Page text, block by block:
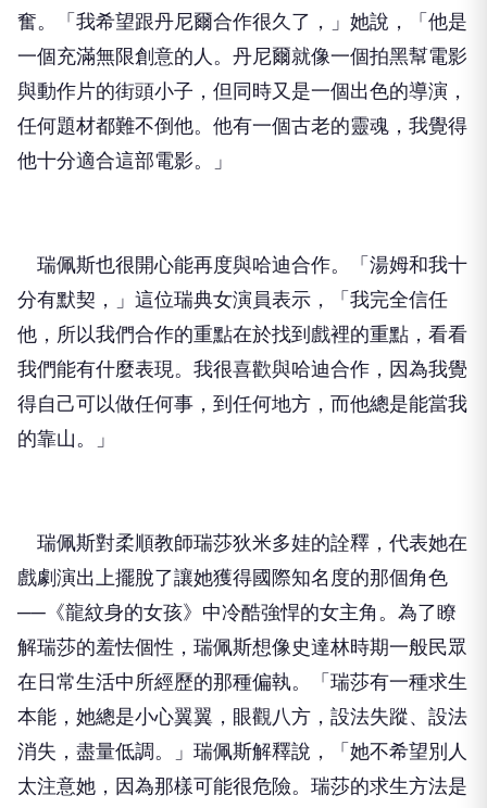
奮。「我希望跟丹尼爾合作很久了，」她說，「他是
一個充滿無限創意的人。丹尼爾就像一個拍黑幫電影
與動作片的街頭小子，但同時又是一個出色的導演，
任何題材都難不倒他。他有一個古老的靈魂，我覺得
他十分適合這部電影。」
瑞佩斯也很開心能再度與哈迪合作。「湯姆和我十
分有默契，」這位瑞典女演員表示，「我完全信任
他，所以我們合作的重點在於找到戲裡的重點，看看
我們能有什麼表現。我很喜歡與哈迪合作，因為我覺
得自己可以做任何事，到任何地方，而他總是能當我
的靠山。」
瑞佩斯對柔順教師瑞莎狄米多娃的詮釋，代表她在
戲劇演出上擺脫了讓她獲得國際知名度的那個角色
──《龍紋身的女孩》中冷酷強悍的女主角。為了瞭
解瑞莎的羞怯個性，瑞佩斯想像史達林時期一般民眾
在日常生活中所經歷的那種偏執。「瑞莎有一種求生
本能，她總是小心翼翼，眼觀八方，設法失蹤、設法
消失，盡量低調。」瑞佩斯解釋說，「她不希望別人
太注意她，因為那樣可能很危險。瑞莎的求生方法是